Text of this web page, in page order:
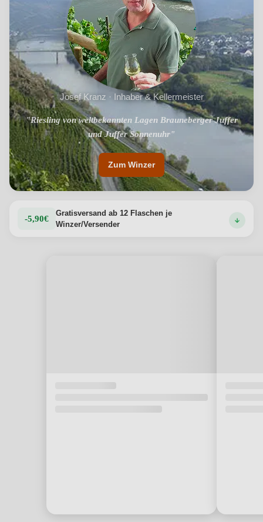
Josef Kranz · Inhaber & Kellermeister
"Riesling von weltbekannten Lagen Brauneberger Juffer
und Juffer Sonnenuhr"
"2 Sterne im Eichelmann 2020"
Zum Winzer
-5,90€
Gratisversand ab 12 Flaschen je
Winzer/Versender